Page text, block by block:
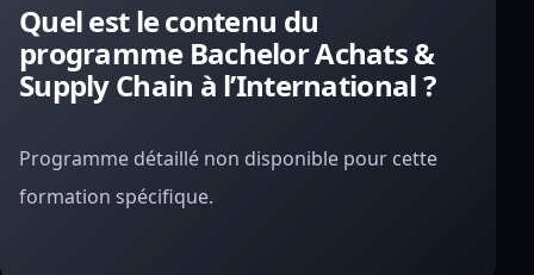
Quel est le contenu du
programme Bachelor Achats &
Supply Chain à l’International ?
Programme détaillé non disponible pour cette
formation spécifique.